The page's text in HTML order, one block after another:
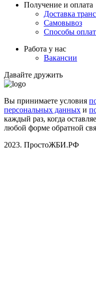
Получение и оплата
Доставка
Самовывоз
Способы
Работа у нас
Вакансии
Давайте дружить
Вы принимаете условия
персональных данных и
каждый раз, когда
любой форме обратной
2023. ПростоЖБИ.РФ